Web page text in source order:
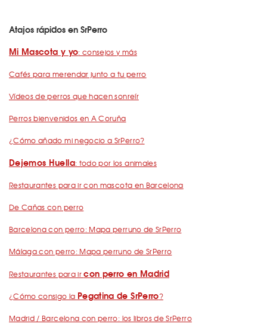
Atajos rápidos en SrPerro
Mi Mascota y yo: consejos y más
Cafés para merendar junto a tu perro
Vídeos de perros que hacen sonreír
Perros bienvenidos en A Coruña
¿Cómo añado mi negocio a SrPerro?
Dejemos Huella: todo por los animales
Restaurantes para ir con mascota en Barcelona
De Cañas con perro
Barcelona con perro: Mapa perruno de SrPerro
Málaga con perro: Mapa perruno de SrPerro
Restaurantes para ircon perro en Madrid
¿Cómo consigo la Pegatina de SrPerro?
Madrid / Barcelona con perro: los libros de SrPerro